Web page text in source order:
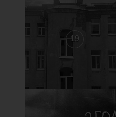
19